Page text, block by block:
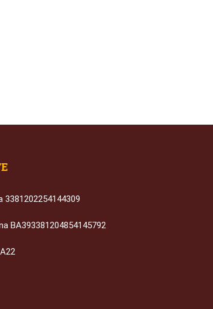
3381202254144309
BA393381204854145792